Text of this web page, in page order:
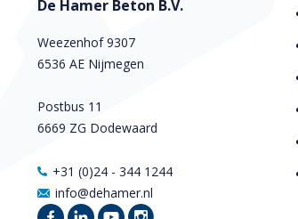
De Hamer Beton B.V.
Weezenhof 9307
6536 AE Nijmegen
Postbus 11
6669 ZG Dodewaard
+31 (0)24 - 344 1244
info@dehamer.nl